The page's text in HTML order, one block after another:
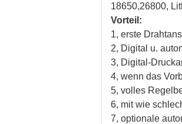
18650,26800,
Vorteil:
1, erste
2, Digital u.
3, Digital-
4, wenn das
5, volles
6, mit wie
7, optionale